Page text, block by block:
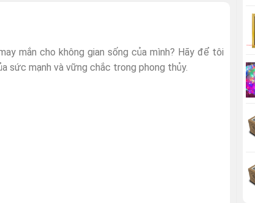
mắn cho không gian sống của mình? Hãy để tôi
sức mạnh và vững chắc trong phong thủy.